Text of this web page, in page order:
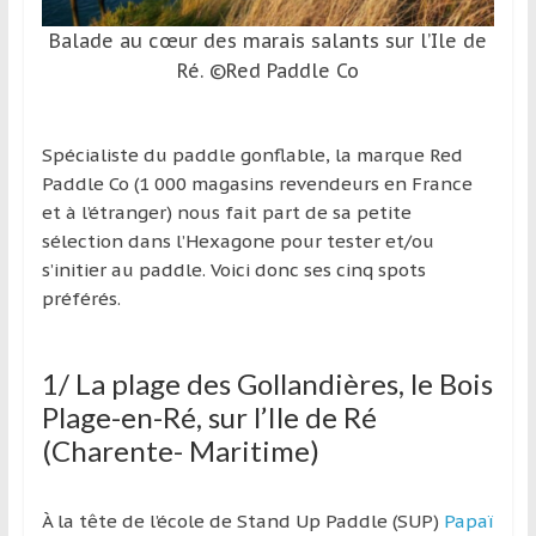
découverte
culturelle
d’un
pays
d’une
Balade au cœur des marais salants sur l’Ile de
Ré. ©Red Paddle Co
Spécialiste du paddle gonflable, la marque Red
Paddle Co (1 000 magasins revendeurs en France
et à l’étranger) nous fait part de sa petite
sélection dans l’Hexagone pour tester et/ou
s’initier au paddle. Voici donc ses cinq spots
préférés.
1/ La plage des Gollandières, le Bois
Plage-en-Ré, sur l’Ile de Ré
(Charente- Maritime)
À la tête de l’école de Stand Up Paddle (SUP) Papaï